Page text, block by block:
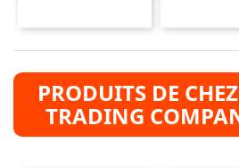
PRODUITS DE
TRADING